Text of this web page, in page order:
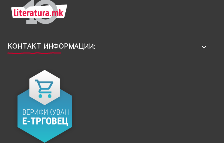
КОНТАКТ ИНФОРМАЦИИ: